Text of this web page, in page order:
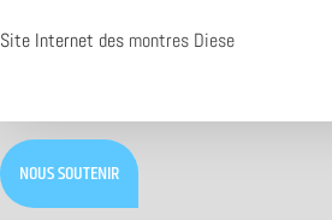
Site Internet des montres Diese
NOUS SOUTENIR